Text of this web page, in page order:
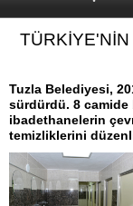
Tuzla Belediyesi,
sürdürdü. 8 camide
ibadethanelerin
temizliklerini